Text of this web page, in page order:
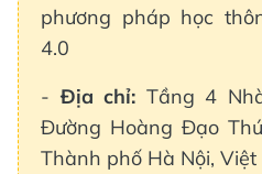
phương pháp học
4.0
- Địa chỉ: Tầng 4
Đường Hoàng Đạo
Thành phố Hà Nội, Việt